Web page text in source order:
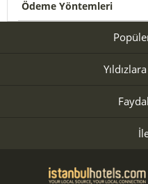
Ödeme Yöntemleri